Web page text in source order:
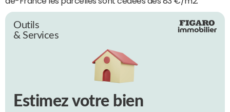
Outils
& Services
Estimez votre bien